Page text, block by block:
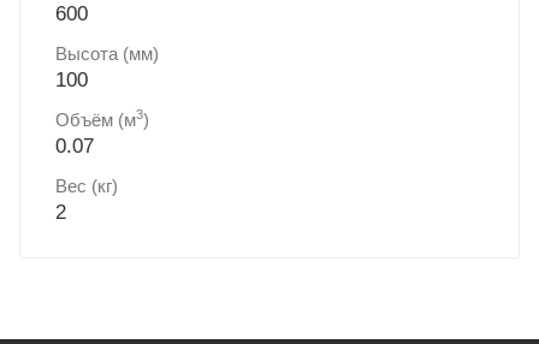
600
Высота (мм)
100
Объём (м3)
0.07
Вес (кг)
2